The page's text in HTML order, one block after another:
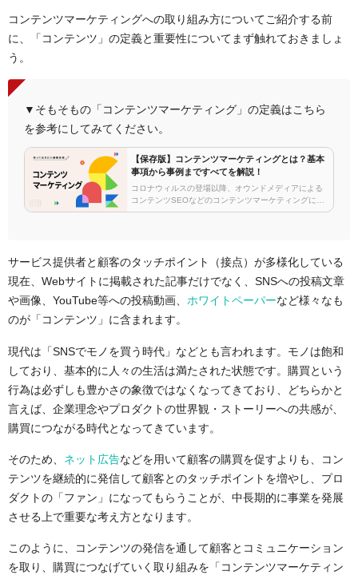
コンテンツマーケティングへの取り組み方についてご紹介する前
に、「コンテンツ」の定義と重要性についてまず触れておきましょ
う。
▼そもそもの「コンテンツマーケティング」の定義はこちら
を参考にしてみてください。
【保存版】コンテンツマーケティングとは？基本
事項から事例まですべてを解説！
コロナウィルスの登場以降、オウンドメディアによる
コンテンツSEOなどのコンテンツマーケティングに関
するお問い合わせを多くいただくようになりました。
サービス提供者と顧客のタッチポイント（接点）が多様化している
現在、Webサイトに掲載された記事だけでなく、SNSへの投稿文章
や画像、YouTube等への投稿動画、 ホワイトペーパーなど様々なも
のが「コンテンツ」に含まれます。
現代は「SNSでモノを買う時代」などとも言われます。モノは飽和
しており、基本的に人々の生活は満たされた状態です。購買という
行為は必ずしも豊かさの象徴ではなくなってきており、どちらかと
言えば、企業理念やプロダクトの世界観・ストーリーへの共感が、
購買につながる時代となってきています。
そのため、 ネット広告などを用いて顧客の購買を促すよりも、コン
テンツを継続的に発信して顧客とのタッチポイントを増やし、プロ
ダクトの「ファン」になってもらうことが、中長期的に事業を発展
させる上で重要な考え方となります。
このように、コンテンツの発信を通して顧客とコミュニケーション
を取り、購買につなげていく取り組みを「コンテンツマーケティン